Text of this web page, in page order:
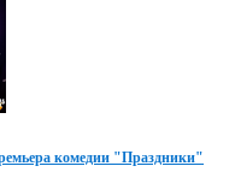
комедии "Праздники"